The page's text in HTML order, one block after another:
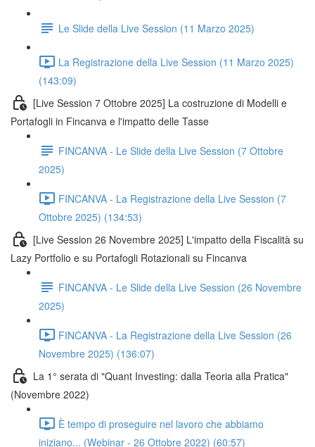
Le Slide della Live Session (11 Marzo 2025)
La Registrazione della Live Session (11 Marzo 2025)
(143:09)
[Live Session 7 Ottobre 2025] La costruzione di Modelli e
Portafogli in Fincanva e l'impatto delle Tasse
FINCANVA - Le Slide della Live Session (7 Ottobre
2025)
FINCANVA - La Registrazione della Live Session (7
Ottobre 2025) (134:53)
[Live Session 26 Novembre 2025] L'impatto della Fiscalità su
Lazy Portfolio e su Portafogli Rotazionali su Fincanva
FINCANVA - Le Slide della Live Session (26 Novembre
2025)
FINCANVA - La Registrazione della Live Session (26
Novembre 2025) (136:07)
La 1° serata di "Quant Investing: dalla Teoria alla Pratica"
(Novembre 2022)
È tempo di proseguire nel lavoro che abbiamo
iniziano... (Webinar - 26 Ottobre 2022) (60:57)